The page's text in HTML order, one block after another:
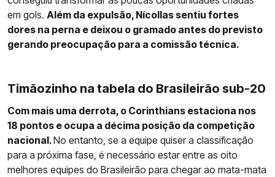
em gols. Além da expulsão, Nícollas sentiu fortes
dores na perna e deixou o gramado antes do previsto
gerando preocupação para a comissão técnica.
Timãozinho na tabela do Brasileirão sub-20
Com mais uma derrota, o Corinthians estaciona nos
18 pontos e ocupa a décima posição da competição
nacional.No entanto, se a equipe quiser a classificação
para a próxima fase, é necessário estar entre as oito
melhores equipes do Brasileirão para chegar ao mata-mata